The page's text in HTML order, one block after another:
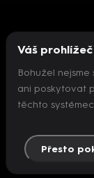
Váš
Bohužel
ani poskytovat
těchto
Přesto